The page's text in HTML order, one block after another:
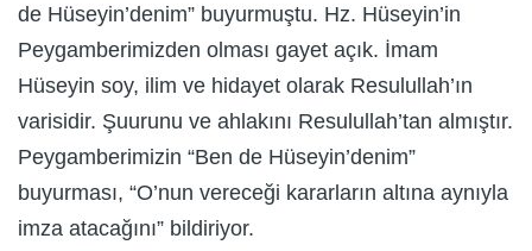
de Hüseyin’denim” buyurmuştu. Hz. Hüseyin’in
Peygamberimizden olması gayet açık. İmam
Hüseyin soy, ilim ve hidayet olarak Resulullah’ın
varisidir. Şuurunu ve ahlakını Resulullah’tan almıştır.
Peygamberimizin “Ben de Hüseyin’denim”
buyurması, “O’nun vereceği kararların altına aynıyla
imza atacağını” bildiriyor.